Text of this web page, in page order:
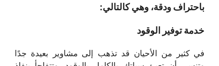
باحتراف ودقة، وهي كالتالي:
خدمة توفير الوقود
في كثير من الأحيان قد تذهب إلى مشاوير بعيدة جدًا